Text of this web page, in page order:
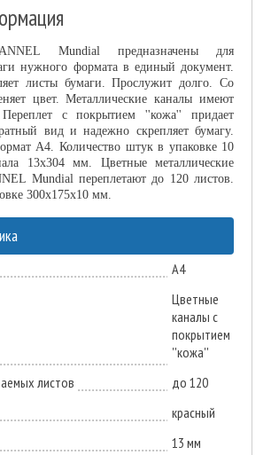
Mundial предназначены для
нужного формата в единый документ.
листы бумаги. Прослужит долго. Со
цвет. Металлические каналы имеют
с покрытием ''кожа'' придает
вид и надежно скрепляет бумагу.
А4. Количество штук в упаковке 10
13х304 мм. Цветные металлические
Mundial переплетают до 120 листов.
300х175х10 мм.
А4
Цветные
каналы с
покрытием
''кожа''
листов
до 120
красный
13 мм